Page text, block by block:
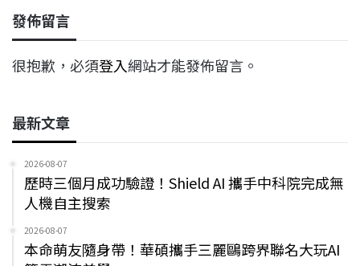
發佈留言
很抱歉，必須登入網站才能發佈留言。
最新文章
2026-08-07
歷時三個月成功驗證！Shield AI 攜手中科院完成無
人機自主搜索
2026-08-07
本命萌友隨身帶！華碩攜手三麗鷗跨界聯名大玩AI